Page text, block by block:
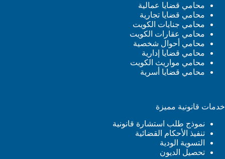
محامي قضايا عمالية
محامي قضايا تجارية
محامي جنايات الكويت
محامي عقارات الكويت
محامي أحوال شخصية
محامي قضايا إدارية
محامي مواريث الكويت
محامي قضايا أسرية
خدمات قانونية مميزة
نموذج طلب استشارة قانونية
تنفيذ الأحكام القضائية
التسوية الودية
تحصيل الديون